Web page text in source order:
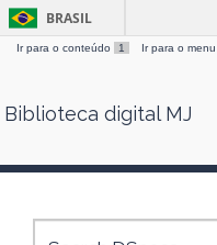
Skip
BRASIL
Ir para o conteúdo 1 Ir para o menu
Biblioteca digital MJ